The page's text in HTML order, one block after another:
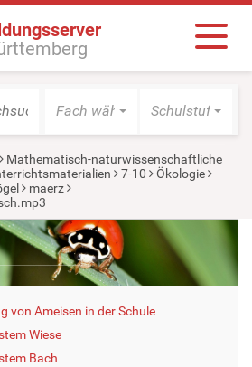
Fach wählen Schulstufe
Mathematisch-naturwissenschaftliche
7-10
Ökologie
maerz
von Ameisen in der Schule
Wiese
Bach